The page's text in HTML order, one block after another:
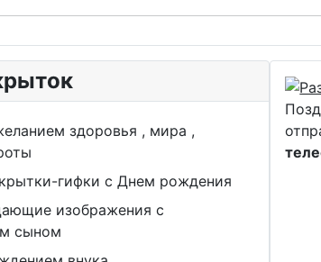
здоровья , мира ,
гифки с Днем рождения
изображения с
сыном